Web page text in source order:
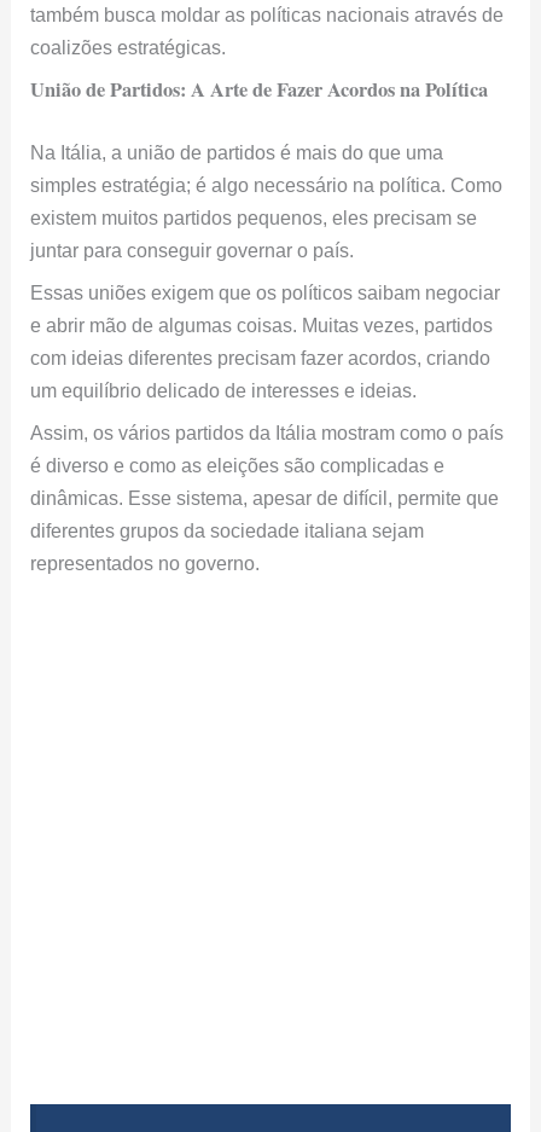
também busca moldar as políticas nacionais através de
coalizões estratégicas.
União de Partidos: A Arte de Fazer Acordos na Política
Na Itália, a união de partidos é mais do que uma
simples estratégia; é algo necessário na política. Como
existem muitos partidos pequenos, eles precisam se
juntar para conseguir governar o país.
Essas uniões exigem que os políticos saibam negociar
e abrir mão de algumas coisas. Muitas vezes, partidos
com ideias diferentes precisam fazer acordos, criando
um equilíbrio delicado de interesses e ideias.
Assim, os vários partidos da Itália mostram como o país
é diverso e como as eleições são complicadas e
dinâmicas. Esse sistema, apesar de difícil, permite que
diferentes grupos da sociedade italiana sejam
representados no governo.